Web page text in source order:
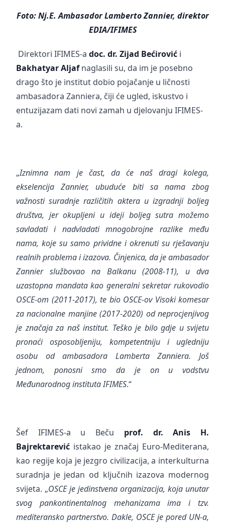
Foto: Nj.E. Ambasador Lamberto Zannier, direktor
EDIA/IFIMES
Direktori IFIMES-a doc. dr. Zijad Bećirović i
Bakhatyar Aljafnaglasili su, da im je posebno
drago što je institut dobio pojačanje u ličnosti
ambasadora Zanniera, čiji će ugled, iskustvo i
entuzijazam dati novi zamah u djelovanju IFIMES-
a.
„Iznimna nam je čast, da će naš dragi kolega,
ekselencija Zannier, ubuduće biti sa nama zbog
važnosti suradnje različitih aktera u izgradnji boljeg
društva, jer okupljeni u ideji boljeg sutra možemo
savladati i nadvladati mnogobrojne razlike među
nama, koje su samo prividne i okrenuti su rješavanju
realnih problema i izazova. Činjenica, da je ambasador
Zannier službovao na Balkanu (2008-11), u dva
uzastopna mandata kao generalni sekretar rukovodio
OSCE-om (2011-2017), te bio OSCE-ov Visoki komesar
za nacionalne manjine (2017-2020) od neprocjenjivog
je značaja za naš institut. Teško je bilo gdje u svijetu
pronaći osposobljeniju, kompetentniju i ugledniju
osobu od ambasadora Lamberta Zanniera. Još
jednom, ponosni smo da je on u vodstvu
Međunarodnog instituta IFIMES.“
Šef IFIMES-a u Beču prof. dr.
Anis H.
Bajrektarević istakao je značaj Euro-Mediterana,
kao regije koja je jezgro civilizacija, a interkulturna
suradnja je jedan od ključnih izazova modernog
svijeta. „OSCE je jedinstvena organizacija, koja unutar
svog pankontinentalnog mehanizama ima i tzv.
mediteransko partnerstvo. Dakle, OSCE je pored UN-a,